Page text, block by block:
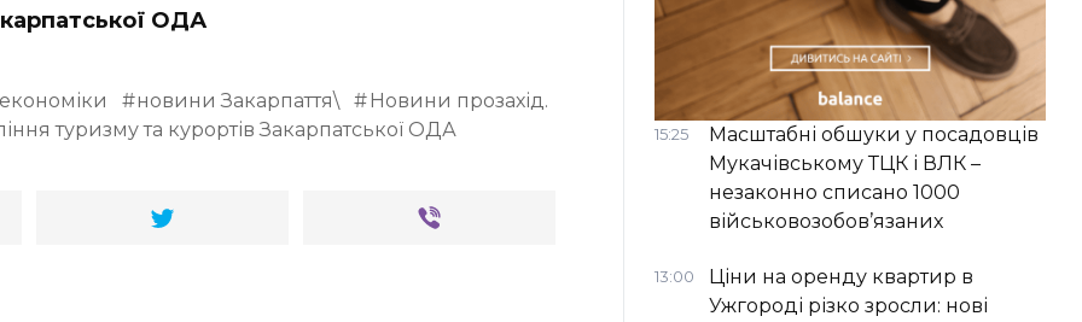
ОДА
новини Закарпаття\
Новини прозахід.
туризму та курортів Закарпатської ОДА
15:25
Масштабні обшуки у посадовців
Мукачівському ТЦК і ВЛК –
незаконно списано 1000
військовозобов’язаних
13:00
Ціни на оренду квартир в
Ужгороді різко зросли: нові